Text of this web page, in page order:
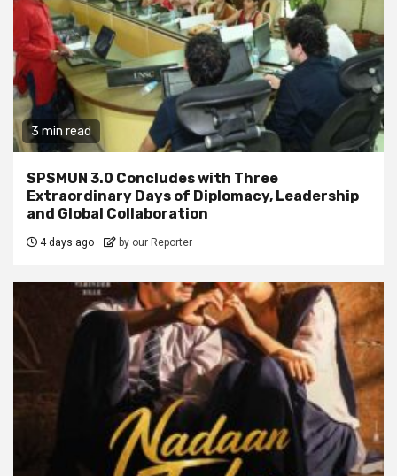
3 min read
SPSMUN 3.0 Concludes with Three
Extraordinary Days of Diplomacy, Leadership
and Global Collaboration
4 days ago by our Reporter